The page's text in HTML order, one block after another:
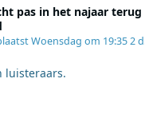
pas in het najaar
Woensdag om 19:352
luisteraars.